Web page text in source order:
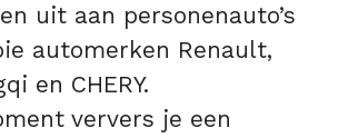
uit aan personenauto’s
automerken Renault,
en CHERY.
ververs je een